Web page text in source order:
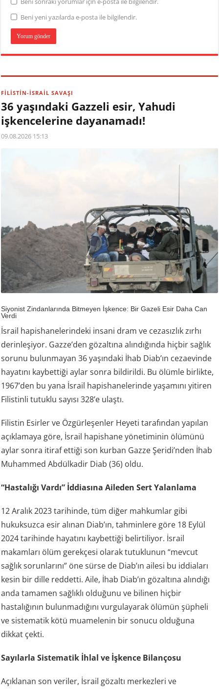
Beni yeni yazılarda e-posta ile bilgilendir.
FİLİSTİN-İSRAİL SAVAŞI
36 yaşındaki Gazzeli esir, Yahudi
işkencelerine dayanamadı!
09.08.2026 15:13
Siyonist Zindanlarında Bitmeyen İşkence: Bir Gazeli Esir Daha Can
Verdi
İsrail hapishanelerindeki insani dram ve cezasızlık zırhı
derinleşiyor. Gazze’den gözaltına alındığında hiçbir sağlık
sorunu bulunmayan 36 yaşındaki İhab Diab’ın cezaevinde
hayatını kaybettiği aylar sonra bildirildi. Bu ölümle birlikte,
1967’den bu yana İsrail hapishanelerinde yaşamını yitiren
Filistinli tutuklu sayısı 328’e ulaştı.
Filistin Esirler ve Özgürleşenler Heyeti tarafından yapılan
açıklamaya göre, İsrail hapishane yönetiminin ölümünü
aylar sonra itiraf ettiği son kurban Gazze Şeridi’nden İhab
Muhammed Abdülkadir Diab (36) oldu.
“Hastalığı Vardı” İddiasına Aileden Sert Yalanlama
12 Aralık 2023 tarihinde, tüm diğer mahkumlar gibi
hukuksuzca esir alınan Diab’ın, tahminlere göre 18 Eylül
2024 tarihinde hayatını kaybettiği belirtiliyor. İsrail
makamları ölüm gerekçesi olarak tutuklunun “mevcut
sağlık sorunlarını” öne sürse de Diab’ın ailesi bu iddiaları
kesin bir dille reddetti. Aile, İhab Diab’ın gözaltına alındığı
anda tamamen sağlıklı olduğunu ve bilinen hiçbir
hastalığının bulunmadığını vurgulayarak ölümün şüpheli
ve sistematik kötü muamelenin bir sonucu olduğuna
dikkat çekti.
Sayılarla Sistematik İhlal ve İşkence Bilançosu
Açıklanan son veriler, İsrail gözaltı merkezleri ve